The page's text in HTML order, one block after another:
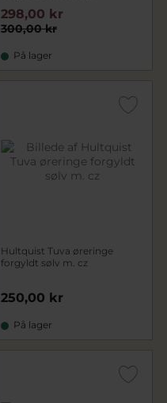
300,00 kr
298,00 kr
På lager
Hultquist Tuva øreringe
forgyldt sølv m. cz
250,00 kr
På lager